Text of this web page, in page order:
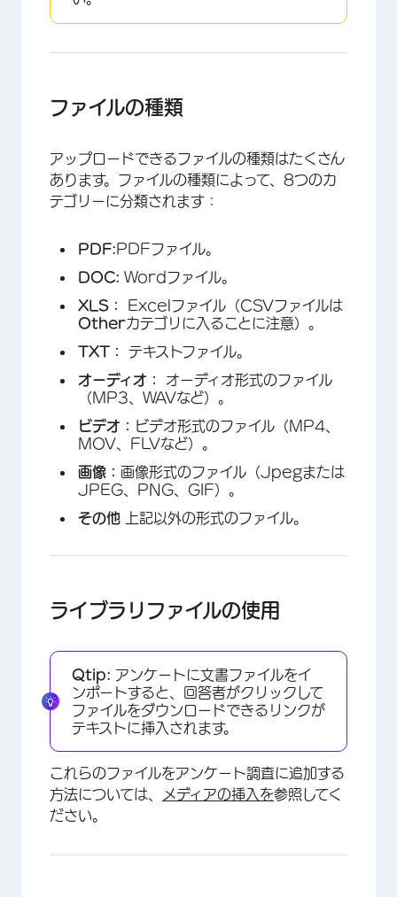
ファイルの種類
アップロードできるファイルの種類はたくさん
あります。ファイルの種類によって、8つのカ
テゴリーに分類されます：
PDF:PDFファイル。
DOC: Wordファイル。
XLS： Excelファイル（CSVファイルは
Otherカテゴリに入ることに注意）。
TXT： テキストファイル。
オーディオ： オーディオ形式のファイル
（MP3、WAVなど）。
ビデオ：
ビデオ形式のファイル（MP4、
MOV、FLVなど）。
画像： 画像形式のファイル（Jpegまたは
JPEG、PNG、GIF）。
その他
上記以外の形式のファイル。
ライブラリファイルの使用
Qtip: アンケートに文書ファイルをイ
ンポートすると、回答者がクリックして
ファイルをダウンロードできるリンクが
テキストに挿入されます。
これらのファイルをアンケート調査に追加する
方法については、
メディアの挿入を参照してく
ださい。